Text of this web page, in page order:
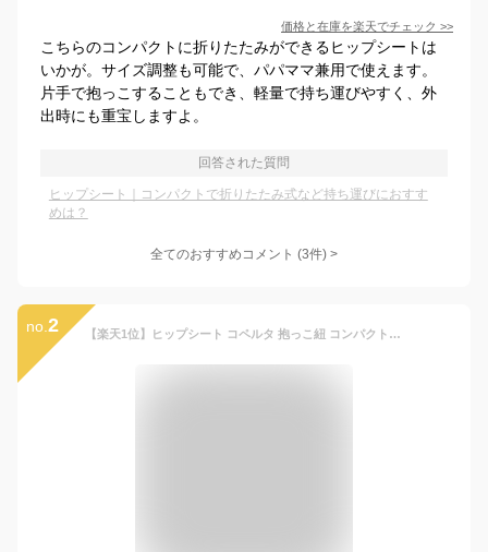
価格と在庫を楽天でチェック >>
こちらのコンパクトに折りたたみができるヒップシートは
いかが。サイズ調整も可能で、パパママ兼用で使えます。
片手で抱っこすることもでき、軽量で持ち運びやすく、外
出時にも重宝しますよ。
回答された質問
ヒップシート｜コンパクトで折りたたみ式など持ち運びにおすす
めは？
全てのおすすめコメント (3件) >
no. 2 【楽天1位】ヒップシート コペルタ 抱っこ紐 コンパクト おむつ おしりふき 収納ポケット 20kg ショルダー 3歳 折りたたみ 赤ちゃん 前向き ポーチ だっこひも 抱っこひも 簡単 オススメ 人気 出産祝い 腰痛対策 ママ ギフト ベビー用品 バッグ 黒 グレー ブラック